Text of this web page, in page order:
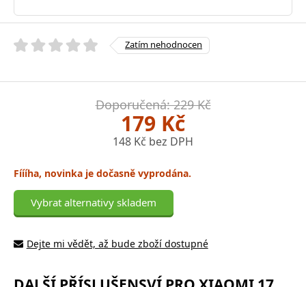
Zatím nehodnocen
Doporučená: 229 Kč
179 Kč
148 Kč bez DPH
Fíííha, novinka je dočasně vyprodána.
Vybrat alternativy skladem
Dejte mi vědět, až bude zboží dostupné